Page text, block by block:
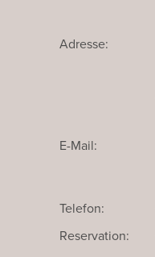
Adresse:
E-Mail:
Telefon:
Reservation: